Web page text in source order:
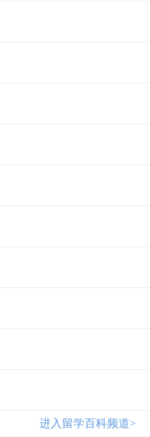
进入留学百科频道>